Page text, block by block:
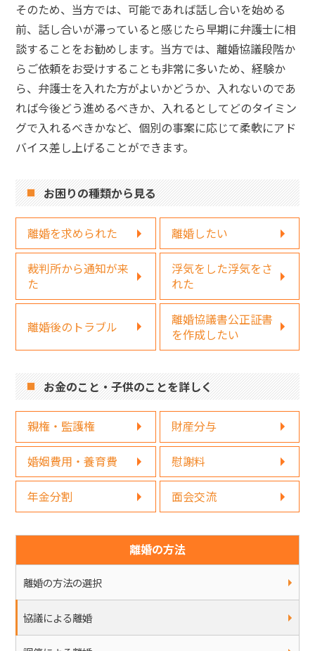
そのため、当方では、可能であれば話し合いを始める
前、話し合いが滞っていると感じたら早期に弁護士に相
談することをお勧めします。当方では、離婚協議段階か
らご依頼をお受けすることも非常に多いため、経験か
ら、弁護士を入れた方がよいかどうか、入れないのであ
れば今後どう進めるべきか、入れるとしてどのタイミン
グで入れるべきかなど、個別の事案に応じて柔軟にアド
バイス差し上げることができます。
お困りの種類から見る
離婚を求められた 離婚したい
裁判所から通知が来
た
浮気をした浮気をさ
れた
離婚後のトラブル
離婚協議書公正証書
を作成したい
お金のこと・子供のことを詳しく
親権・監護権 財産分与
婚姻費用・養育費 慰謝料
年金分割 面会交流
離婚の方法
離婚の方法の選択
協議による離婚